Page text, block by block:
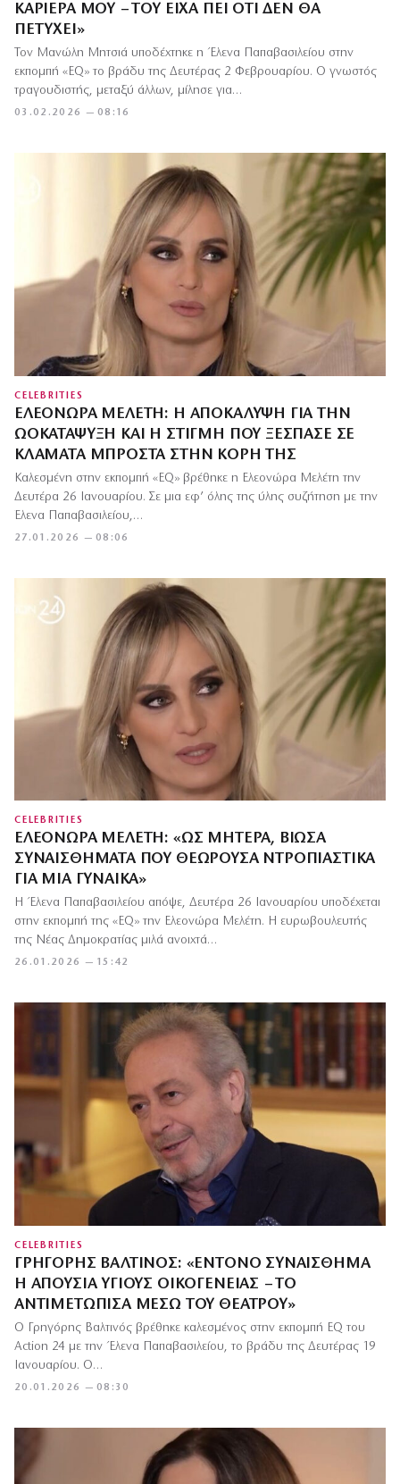
ΚΑΡΙΈΡΑ ΜΟΥ – ΤΟΥ ΕΊΧΑ ΠΕΙ ΌΤΙ ΔΕΝ ΘΑ
ΠΕΤΎΧΕΙ»
03.02.2026 — 08:16
Τον Μανώλη Μητσιά υποδέχτηκε η Έλενα Παπαβασιλείου στην
εκπομπή «EQ» το βράδυ της Δευτέρας 2 Φεβρουαρίου. Ο γνωστός
τραγουδιστής, μεταξύ άλλων, μίλησε για…
CELEBRITIES
ΕΛΕΟΝΏΡΑ ΜΕΛΈΤΗ: Η ΑΠΟΚΆΛΥΨΗ ΓΙΑ ΤΗΝ
ΩΟΚΑΤΆΨΥΞΗ ΚΑΙ Η ΣΤΙΓΜΉ ΠΟΥ ΞΈΣΠΑΣΕ ΣΕ
ΚΛΆΜΑΤΑ ΜΠΡΟΣΤΆ ΣΤΗΝ ΚΌΡΗ ΤΗΣ
27.01.2026 — 08:06
Καλεσμένη στην εκπομπή «EQ» βρέθηκε η Ελεονώρα Μελέτη την
Δευτέρα 26 Ιανουαρίου. Σε μια εφ’ όλης της ύλης συζήτηση με την
Έλενα Παπαβασιλείου,…
CELEBRITIES
ΕΛΕΟΝΏΡΑ ΜΕΛΈΤΗ: «ΩΣ ΜΗΤΈΡΑ, ΒΊΩΣΑ
ΣΥΝΑΙΣΘΉΜΑΤΑ ΠΟΥ ΘΕΩΡΟΎΣΑ ΝΤΡΟΠΙΑΣΤΙΚΆ
ΓΙΑ ΜΙΑ ΓΥΝΑΊΚΑ»
26.01.2026 — 15:42
Η Έλενα Παπαβασιλείου απόψε, Δευτέρα 26 Ιανουαρίου υποδέχεται
στην εκπομπή της «EQ» την Ελεονώρα Μελέτη. Η ευρωβουλευτής
της Νέας Δημοκρατίας μιλά ανοιχτά…
CELEBRITIES
ΓΡΗΓΌΡΗΣ ΒΑΛΤΙΝΌΣ: «ΈΝΤΟΝΟ ΣΥΝΑΊΣΘΗΜΑ
Η ΑΠΟΥΣΊΑ ΥΓΙΟΎΣ ΟΙΚΟΓΈΝΕΙΑΣ – ΤΟ
ΑΝΤΙΜΕΤΏΠΙΣΑ ΜΈΣΩ ΤΟΥ ΘΕΆΤΡΟΥ»
20.01.2026 — 08:30
O Γρηγόρης Βαλτινός βρέθηκε καλεσμένος στην εκπομπή EQ του
Action 24 με την Έλενα Παπαβασιλείου, το βράδυ της Δευτέρας 19
Ιανουαρίου. Ο…